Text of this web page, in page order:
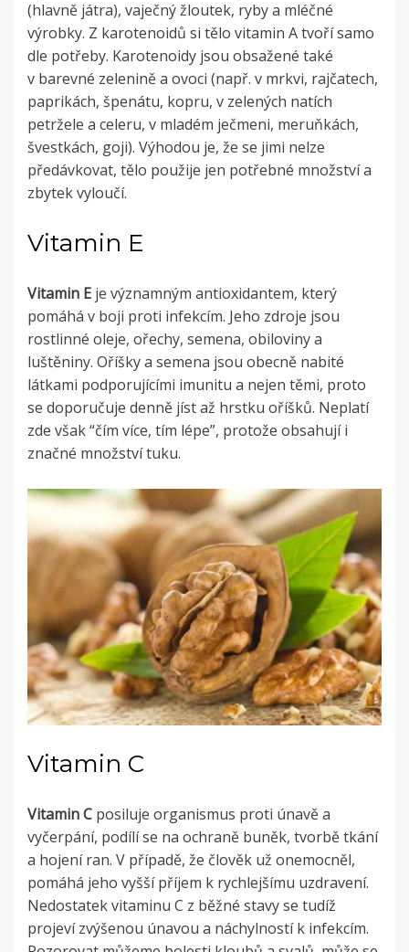
(hlavně játra), vaječný žloutek, ryby a mléčné
výrobky. Z karotenoidů si tělo vitamin A tvoří samo
dle potřeby. Karotenoidy jsou obsažené také
v barevné zelenině a ovoci (např. v mrkvi, rajčatech,
paprikách, špenátu, kopru, v zelených natích
petržele a celeru, v mladém ječmeni, meruňkách,
švestkách, goji). Výhodou je, že se jimi nelze
předávkovat, tělo použije jen potřebné množství a
zbytek vyloučí.
Vitamin E
Vitamin E je významným antioxidantem, který
pomáhá v boji proti infekcím. Jeho zdroje jsou
rostlinné oleje, ořechy, semena, obiloviny a
luštěniny. Oříšky a semena jsou obecně nabité
látkami podporujícími imunitu a nejen těmi, proto
se doporučuje denně jíst až hrstku oříšků. Neplatí
zde však “čím více, tím lépe”, protože obsahují i
značné množství tuku.
Vitamin C
Vitamin C posiluje organismus proti únavě a
vyčerpání, podílí se na ochraně buněk, tvorbě tkání
a hojení ran. V případě, že člověk už onemocněl,
pomáhá jeho vyšší příjem k rychlejšímu uzdravení.
Nedostatek vitaminu C z běžné stavy se tudíž
projeví zvýšenou únavou a náchylností k infekcím.